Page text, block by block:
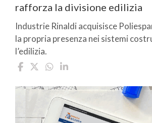
rafforza la divisione edilizia
Industrie Rinaldi acquisisce
la propria presenza nei sistemi
l’edilizia.